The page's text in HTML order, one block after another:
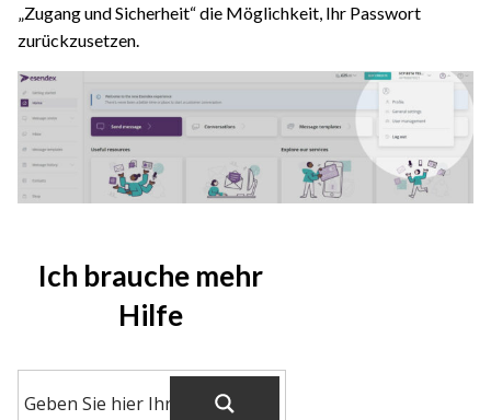
„Zugang und Sicherheit“ die Möglichkeit, Ihr Passwort
zurückzusetzen.
Ich brauche mehr
Hilfe